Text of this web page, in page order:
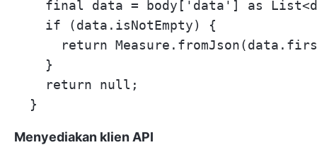
final data = body['data'] as
    if (data.isNotEmpty) {
return
    }
    return null;
Menyediakan klien API